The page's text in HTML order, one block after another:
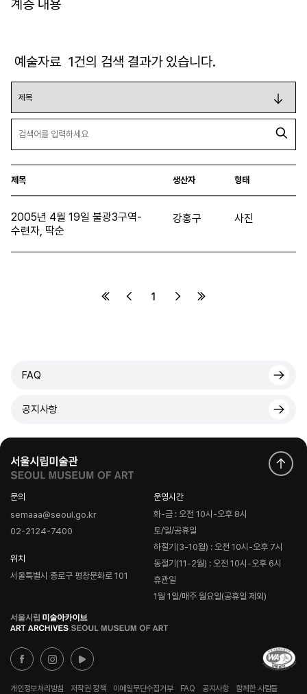
계층 내용
예술자료 1건의 검색 결과가 있습니다.
제목 생산자 형태
2005년 4월 19일 불광3구역-
수련자, 딱순
강홍구 사진
1
FAQ
공지사항
문의
semaaa@seoul.go.kr
02-2124-7400
위치
서울특별시 종로구 평창문화로 101
운영시간
화-금 : 오전 10시-오후 8시
토/일/공휴일
하절기(3-10월) : 오전 10시-오후 7시
동절기(11-2월) : 오전 10시-오후 6시
휴관일
1월 1일/매주 월요일(공휴일 제외)
로
고
개인정보처리방침 저작권 정책 이메일무단수집거부 FAQ 공지사항 함께한 사람들